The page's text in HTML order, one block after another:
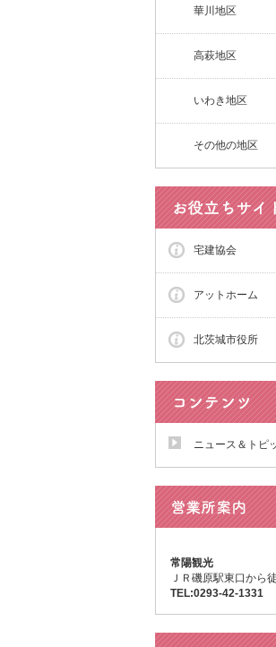
華川地区
高萩地区
いわき地区
その他の地区
宅建協会
アットホーム
北茨城市役所
ニュース＆トピ
常陽観光
ＪＲ磯原駅東口から
TEL:0293-42-1331